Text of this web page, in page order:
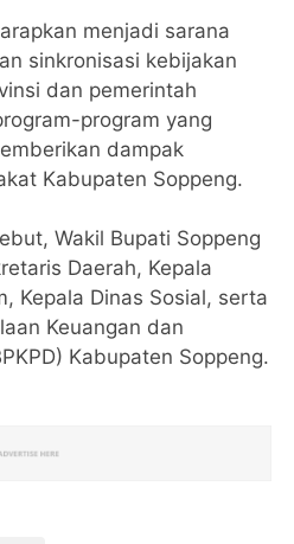
menjadi sarana
sinkronisasi kebijakan
dan pemerintah
program yang
dampak
Kabupaten Soppeng.
Wakil Bupati Soppeng
Daerah, Kepala
Kepala Dinas Sosial, serta
Keuangan dan
Kabupaten Soppeng.